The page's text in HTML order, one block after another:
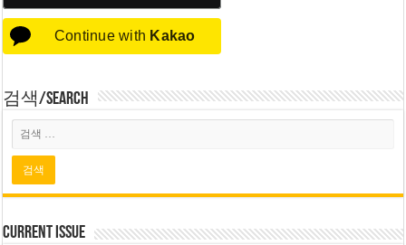
Continue with Kakao
검색/Search
Current Issue